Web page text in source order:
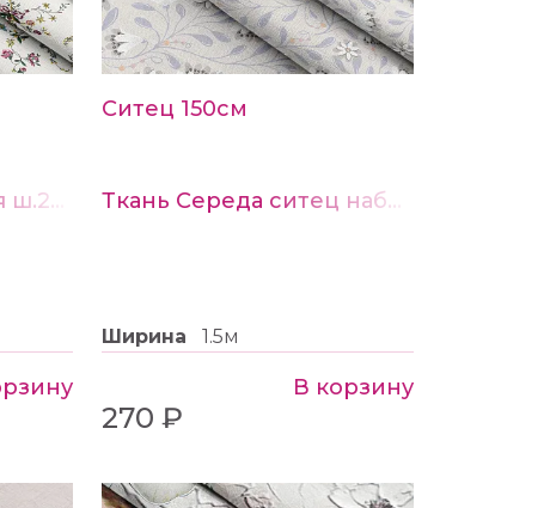
Ткань Бязь набивная ш.220см рис.21881-1
Ситец 150см
Ткань Середа ситец набивной ш.150см рис.22138-1
Ширина 1.5м
270 ₽
В корзину